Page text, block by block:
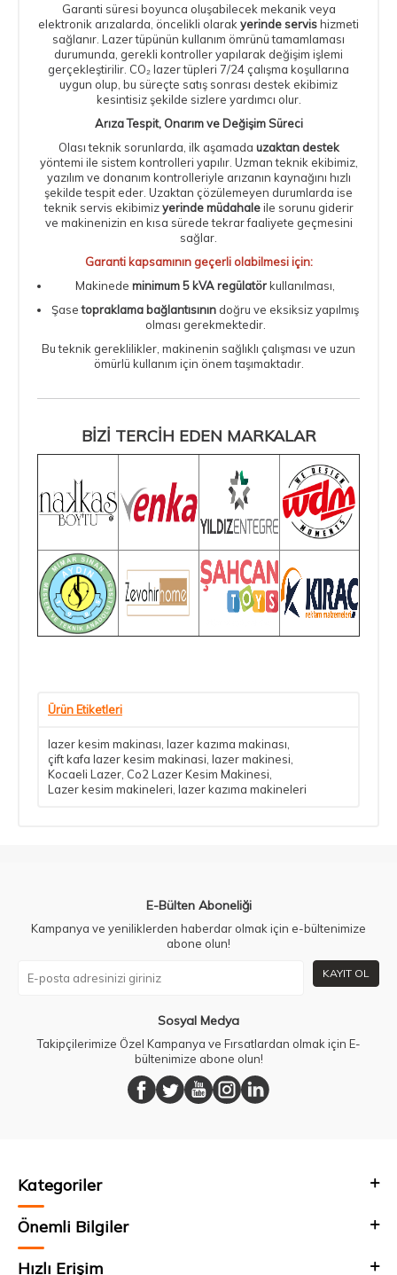
Garanti süresi boyunca oluşabilecek mekanik veya
elektronik arızalarda, öncelikli olarak yerinde servishizmeti
sağlanır. Lazer tüpünün kullanım ömrünü tamamlaması
durumunda, gerekli kontroller yapılarak değişim işlemi
gerçekleştirilir. CO₂ lazer tüpleri 7/24 çalışma koşullarına
uygun olup, bu süreçte satış sonrası destek ekibimiz
kesintisiz şekilde sizlere yardımcı olur.
Arıza Tespit, Onarım ve Değişim Süreci
Olası teknik sorunlarda, ilk aşamada uzaktan destek
yöntemi ile sistem kontrolleri yapılır. Uzman teknik ekibimiz,
yazılım ve donanım kontrolleriyle arızanın kaynağını hızlı
şekilde tespit eder. Uzaktan çözülemeyen durumlarda ise
teknik servis ekibimizyerinde müdahaleile sorunu giderir
ve makinenizin en kısa sürede tekrar faaliyete geçmesini
sağlar.
Garanti kapsamının geçerli olabilmesi için:
Makinede minimum 5 kVA regülatörkullanılması,
Şasetopraklama bağlantısının doğru ve eksiksiz yapılmış
olması gerekmektedir.
Bu teknik gereklilikler, makinenin sağlıklı çalışması ve uzun
ömürlü kullanım için önem taşımaktadır.
BİZİ TERCİH EDEN MARKALAR
Ürün Etiketleri
lazer kesim makinası lazer kazıma makinası
çift kafa lazer kesim makinasi lazer makinesi
Kocaeli Lazer Co2 Lazer Kesim Makinesi
Lazer kesim makineleri lazer kazıma makineleri
E-Bülten Aboneliği
Kampanya ve yeniliklerden haberdar olmak için e-bültenimize
abone olun!
KAYIT OL
Sosyal Medya
Takipçilerimize Özel Kampanya ve Fırsatlardan olmak için E-
bültenimize abone olun!
Kategoriler
Önemli Bilgiler
Hızlı Erişim